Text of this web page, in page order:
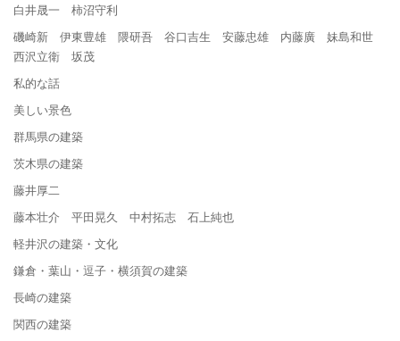
白井晟一 柿沼守利
磯崎新 伊東豊雄 隈研吾 谷口吉生 安藤忠雄 内藤廣 妹島和世
西沢立衛 坂茂
私的な話
美しい景色
群馬県の建築
茨木県の建築
藤井厚二
藤本壮介 平田晃久 中村拓志 石上純也
軽井沢の建築・文化
鎌倉・葉山・逗子・横須賀の建築
長崎の建築
関西の建築